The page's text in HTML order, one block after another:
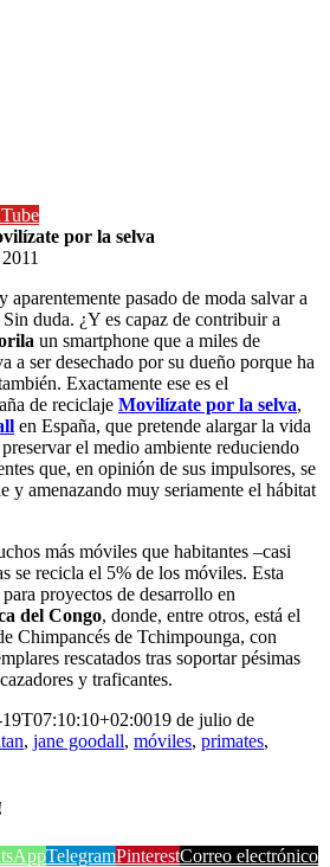
por la selva
aparentemente pasado de moda salvar a
Sin duda. ¿Y es capaz de contribuir a
un smartphone que a miles de
a ser desechado por su dueño porque ha
Exactamente ese es el
de reciclaje Movilízate por la selva,
en España, que pretende alargar la vida
el medio ambiente reduciendo
que, en opinión de sus impulsores, se
y amenazando muy seriamente el hábitat
más móviles que habitantes –casi
se recicla el 5% de los móviles. Esta
proyectos de desarrollo en
del Congo, donde, entre otros, está el
Chimpancés de Tchimpounga, con
rescatados tras soportar pésimas
y traficantes.
19 de julio de
, jane goodall, móviles, primates,
TelegramPinterestCorreo electrónico